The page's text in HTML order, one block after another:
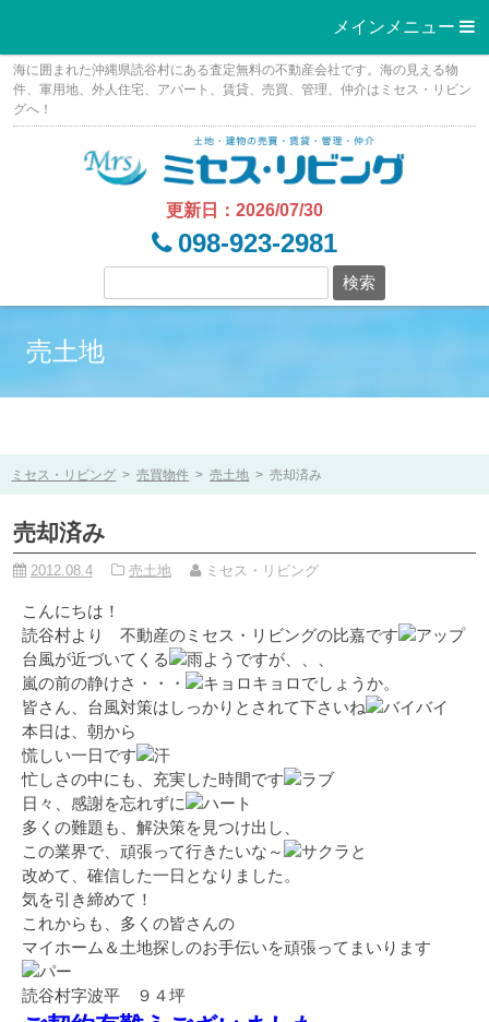
メインメニュー 
Skip
content
海に囲まれた沖縄県読谷村にある査定無料の不動産会社です。海の見える物
件、軍用地、外人住宅、アパート、賃貸、売買、管理、仲介はミセス・リビン
グへ！
更新日：2026/07/30
098-923-2981
売土地
ミセス・リビング > 売買物件 > 売土地 > 売却済み
売却済み
2012.08.4 売土地 ミセス・リビング
こんにちは！
読谷村より 不動産のミセス・リビングの比嘉です
台風が近づいてくる
ようですが、、、
嵐の前の静けさ・・・
でしょうか。
皆さん、台風対策はしっかりとされて下さいね
本日は、朝から
慌しい一日です
忙しさの中にも、充実した時間です
日々、感謝を忘れずに
多くの難題も、解決策を見つけ出し、
この業界で、頑張って行きたいな～
と
改めて、確信した一日となりました。
気を引き締めて！
これからも、多くの皆さんの
マイホーム＆土地探しのお手伝いを頑張ってまいります
読谷村字波平 ９４坪